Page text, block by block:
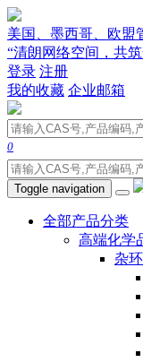
美国、墨西哥、欧盟
“清朗网络空间，共
登录 注册
我的收藏 企业邮箱
0
Toggle navigation
全部产品分类
高端化学
杂